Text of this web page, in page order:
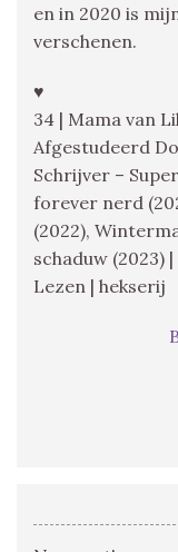
en in 2020 is
verschenen.
♥
34 | Mama van
Afgestudeerd
Schrijver –
forever nerd
(2022),
schaduw (2023)
Lezen | hekserij